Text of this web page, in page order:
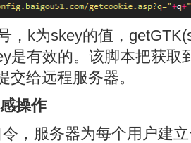
，k为skey的值，
是有效的。该脚本把获取
交给远程服务器。
操作
，服务器为每个用户建